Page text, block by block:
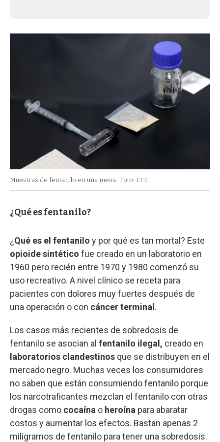
Muestras de fentanilo en una mesa. Foto: EFE
¿Qué es fentanilo?
¿Qué es el fentanilo y por qué es tan mortal? Este
opioide sintético fue creado en un laboratorio en
1960 pero recién entre 1970 y 1980 comenzó su
uso recreativo. A nivel clínico se receta para
pacientes con dolores muy fuertes después de
una operación o con cáncer terminal.
Los casos más recientes de sobredosis de
fentanilo se asocian al fentanilo ilegal, creado en
laboratorios clandestinos que se distribuyen en el
mercado negro. Muchas veces los consumidores
no saben que están consumiendo fentanilo porque
los narcotraficantes mezclan el fentanilo con otras
drogas como cocaína o heroína para abaratar
costos y aumentar los efectos. Bastan apenas 2
miligramos de fentanilo para tener una sobredosis.